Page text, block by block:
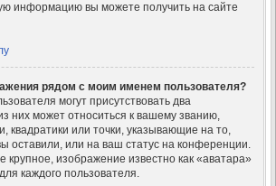
информацию вы можете получить на сайте
рядом с моим именем пользователя?
могут присутствовать два
них может относиться к вашему званию,
квадратики или точки, указывающие на то,
оставили, или на ваш статус на конференции.
крупное, изображение известно как «аватара»
каждого пользователя.